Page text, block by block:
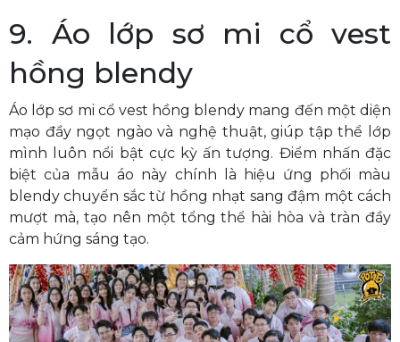
9. Áo lớp sơ mi cổ vest
hồng blendy
Áo lớp sơ mi cổ vest hồng blendy mang đến một diện
mạo đầy ngọt ngào và nghệ thuật, giúp tập thể lớp
mình luôn nổi bật cực kỳ ấn tượng. Điểm nhấn đặc
biệt của mẫu áo này chính là hiệu ứng phối màu
blendy chuyển sắc từ hồng nhạt sang đậm một cách
mượt mà, tạo nên một tổng thể hài hòa và tràn đầy
cảm hứng sáng tạo.